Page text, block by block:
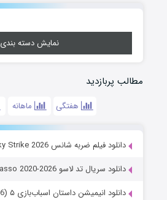
نمایش دسته بندی
مطالب پربازدید
هفتگی ماهانه
دانلود فیلم ضربه شانس Lucky Strike 2026
دانلود سریال تد لاسو Ted Lasso 2020-2026
دانلود انیمیشن داستان اسباب‌بازی ۵ Toy Story 5 (2026)